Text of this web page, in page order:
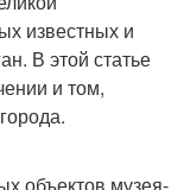
известных и
В этой статье
и том,